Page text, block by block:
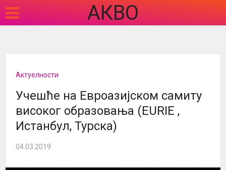
АКВО
Актуелности
Учешће на Евроазијском самиту
високог образовања (EURIE ,
Истанбул, Турска)
04.03.2019